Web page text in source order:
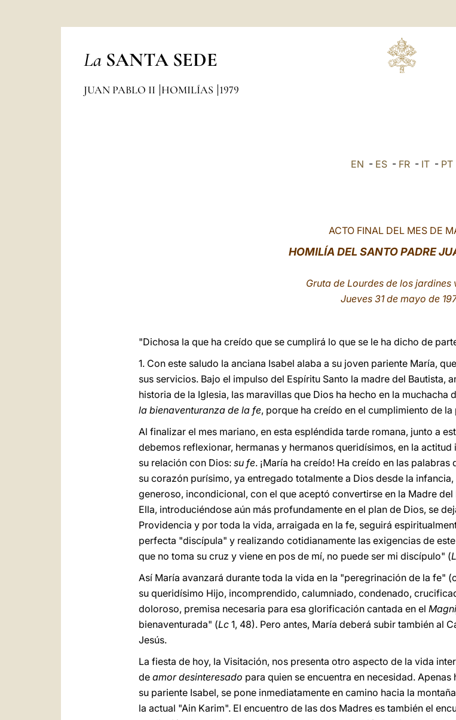
La SANTA SEDE
JUAN PABLO II HOMILÍAS 1979
EN - ES- FR- IT- PT
ACTO FINAL DEL MES DE
HOMILÍA DEL SANTO PADRE
Gruta de Lourdes de los jardines
Jueves 31 de mayo de
"Dichosa la que ha creído que se cumplirá lo que se le ha dicho de
1. Con este saludo la anciana Isabel alaba a su joven pariente María,
sus servicios. Bajo el impulso del Espíritu Santo la madre del Bautista,
historia de la Iglesia, las maravillas que Dios ha hecho en la muchacha
la bienaventuranza de la fe, porque ha creído en el cumplimiento de
Al finalizar el mes mariano, en esta espléndida tarde romana, junto a
debemos reflexionar, hermanas y hermanos queridísimos, en la
su relación con Dios: su fe. ¡María ha creído! Ha creído en las
su corazón purísimo, ya entregado totalmente a Dios desde la
generoso, incondicional, con el que aceptó convertirse en la Madre
Ella, introduciéndose aún más profundamente en el plan de Dios, se
Providencia y por toda la vida, arraigada en la fe, seguirá
perfecta "discípula" y realizando cotidianamente las exigencias de
que no toma su cruz y viene en pos de mí, no puede ser mi discípulo" (
Así María avanzará durante toda la vida en la "peregrinación de la fe"
su queridísimo Hijo, incomprendido, calumniado, condenado,
doloroso, premisa necesaria para esa glorificación cantada en el
bienaventurada" (Lc 1, 48). Pero antes, María deberá subir también al
Jesús.
La fiesta de hoy, la Visitación, nos presenta otro aspecto de la vida
de amor desinteresado para quien se encuentra en necesidad.
su pariente Isabel, se pone inmediatamente en camino hacia la
la actual "Ain Karim". El encuentro de las dos Madres es también el